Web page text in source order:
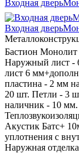
Входная дверь
Входная дверь
Бастион Монолит
Наружный лист -
лист 6
пластина - 2 мм
20 шт. Петли - 3
наличник - 10
Акустик Батс+
уплотнения с
Наружная